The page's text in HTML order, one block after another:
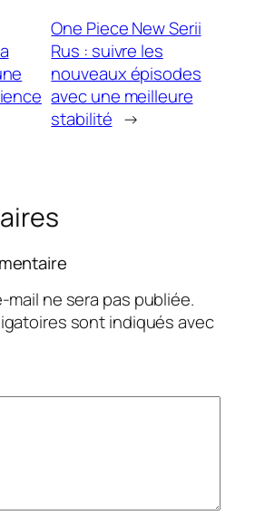
One Piece New Serii
Rus : suivre les
nouveaux épisodes
avec une meilleure
stabilité →
ne sera pas publiée.
sont indiqués avec